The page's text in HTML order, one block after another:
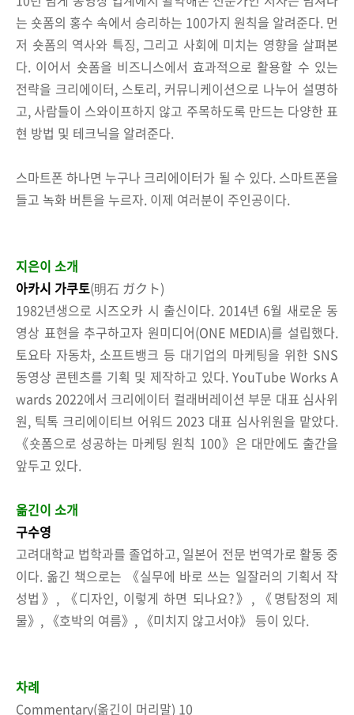
는 숏폼의 홍수 속에서 승리하는 100가지 원칙을 알려준다. 먼
저 숏폼의 역사와 특징, 그리고 사회에 미치는 영향을 살펴본
다. 이어서 숏폼을 비즈니스에서 효과적으로 활용할 수 있는
전략을 크리에이터, 스토리, 커뮤니케이션으로 나누어 설명하
고, 사람들이 스와이프하지 않고 주목하도록 만드는 다양한 표
현 방법 및 테크닉을 알려준다.
스마트폰 하나면 누구나 크리에이터가 될 수 있다. 스마트폰을
들고 녹화 버튼을 누르자. 이제 여러분이 주인공이다.
지은이 소개
아카시 가쿠토(明石 ガクト)
1982년생으로 시즈오카 시 출신이다. 2014년 6월 새로운 동
영상 표현을 추구하고자 원미디어(ONE MEDIA)를 설립했다.
토요타 자동차, 소프트뱅크 등 대기업의 마케팅을 위한 SNS
동영상 콘텐츠를 기획 및 제작하고 있다. YouTube Works A
wards 2022에서 크리에이터 컬래버레이션 부문 대표 심사위
원, 틱톡 크리에이티브 어워드 2023 대표 심사위원을 맡았다.
《숏폼으로 성공하는 마케팅 원칙 100》은 대만에도 출간을
앞두고 있다.
옮긴이 소개
구수영
고려대학교 법학과를 졸업하고, 일본어 전문 번역가로 활동 중
이다. 옮긴 책으로는 《실무에 바로 쓰는 일잘러의 기획서 작
성법》, 《디자인, 이렇게 하면 되나요?》, 《명탐정의 제
물》, 《호박의 여름》, 《미치지 않고서야》 등이 있다.
차례
Commentary(옮긴이 머리말) 10